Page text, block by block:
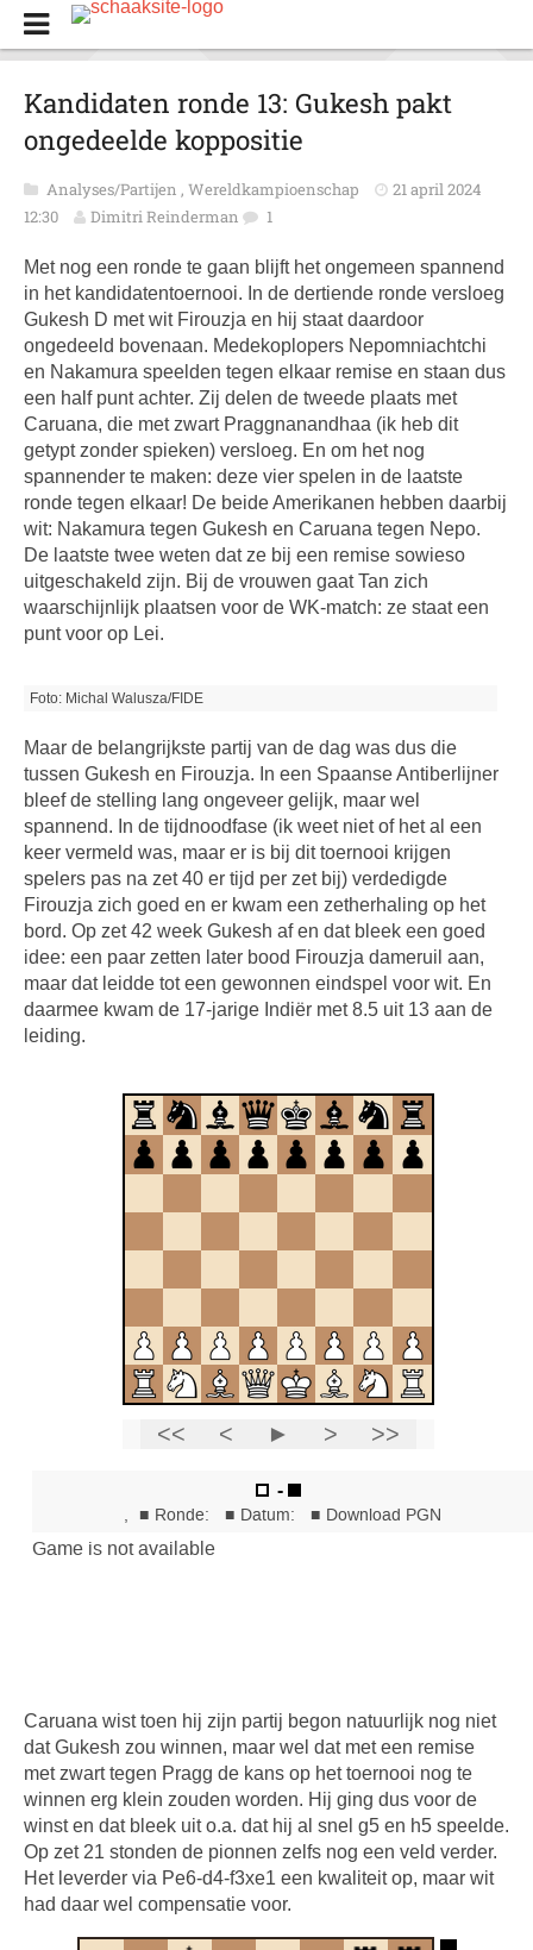
Kandidaten ronde 13: Gukesh pakt
ongedeelde koppositie
Analyses/Partijen , Wereldkampioenschap
21 april 2024
12:30
Dimitri Reinderman 1
Met nog een ronde te gaan blijft het ongemeen spannend
in het kandidatentoernooi. In de dertiende ronde versloeg
Gukesh D met wit Firouzja en hij staat daardoor
ongedeeld bovenaan. Medekoplopers Nepomniachtchi
en Nakamura speelden tegen elkaar remise en staan dus
een half punt achter. Zij delen de tweede plaats met
Caruana, die met zwart Praggnanandhaa (ik heb dit
getypt zonder spieken) versloeg. En om het nog
spannender te maken: deze vier spelen in de laatste
ronde tegen elkaar! De beide Amerikanen hebben daarbij
wit: Nakamura tegen Gukesh en Caruana tegen Nepo.
De laatste twee weten dat ze bij een remise sowieso
uitgeschakeld zijn. Bij de vrouwen gaat Tan zich
waarschijnlijk plaatsen voor de WK-match: ze staat een
punt voor op Lei.
Foto: Michal Walusza/FIDE
Maar de belangrijkste partij van de dag was dus die
tussen Gukesh en Firouzja. In een Spaanse Antiberlijner
bleef de stelling lang ongeveer gelijk, maar wel
spannend. In de tijdnoodfase (ik weet niet of het al een
keer vermeld was, maar er is bij dit toernooi krijgen
spelers pas na zet 40 er tijd per zet bij) verdedigde
Firouzja zich goed en er kwam een zetherhaling op het
bord. Op zet 42 week Gukesh af en dat bleek een goed
idee: een paar zetten later bood Firouzja dameruil aan,
maar dat leidde tot een gewonnen eindspel voor wit. En
daarmee kwam de 17-jarige Indiër met 8.5 uit 13 aan de
leiding.
Caruana wist toen hij zijn partij begon natuurlijk nog niet
dat Gukesh zou winnen, maar wel dat met een remise
met zwart tegen Pragg de kans op het toernooi nog te
winnen erg klein zouden worden. Hij ging dus voor de
winst en dat bleek uit o.a. dat hij al snel g5 en h5 speelde.
Op zet 21 stonden de pionnen zelfs nog een veld verder.
Het leverder via Pe6-d4-f3xe1 een kwaliteit op, maar wit
had daar wel compensatie voor.